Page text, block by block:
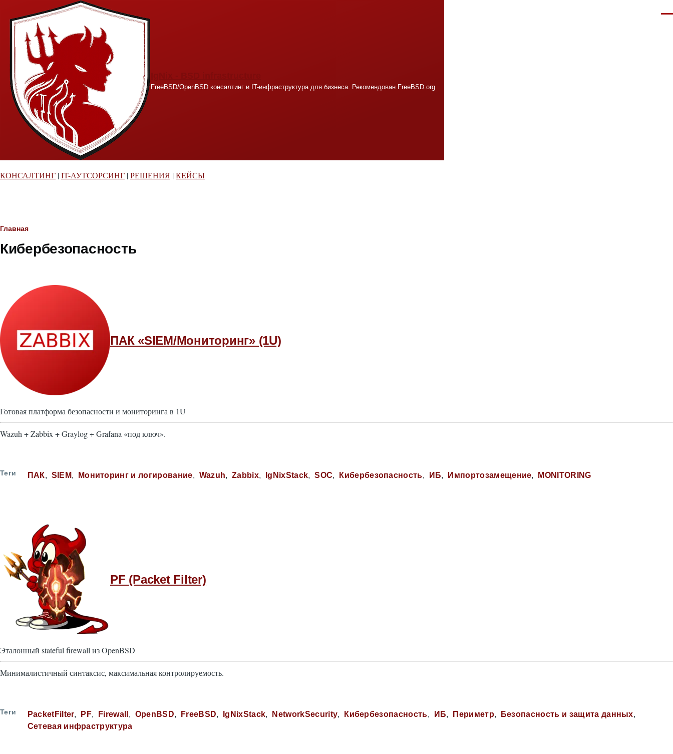
Перейти к основному содержанию
FreeBSD/OpenBSD консалтинг и IT-инфраструктура для бизнеса. Рекомендован FreeBSD.org
КОНСАЛТИНГ |IT-АУТСОРСИНГ |РЕШЕНИЯ |КЕЙСЫ
Строка
навигации
Главная
Кибербезопасность
ПАК «SIEM/Мониторинг» (1U)
Готовая платформа безопасности и мониторинга в 1U
Wazuh + Zabbix + Graylog + Grafana «под ключ».
Теги ПАК SIEM Мониторинг и логирование Wazuh Zabbix IgNixStack SOC Кибербезопасность ИБ Импортозамещение MONITORING
PF (Packet Filter)
Эталонный stateful firewall из OpenBSD
Минималистичный синтаксис, максимальная контролируемость.
Теги PacketFilter PF Firewall OpenBSD FreeBSD IgNixStack NetworkSecurity Кибербезопасность ИБ Периметр
Безопасность и защита данных
Сетевая инфраструктура